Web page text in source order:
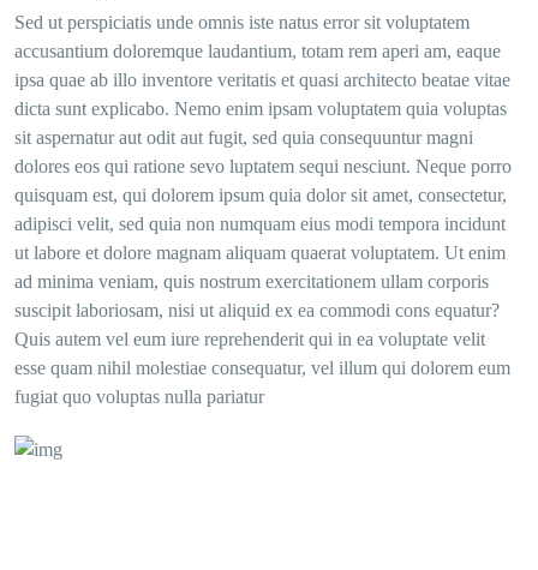
Sed ut perspiciatis unde omnis iste natus error sit voluptatem
accusantium doloremque laudantium, totam rem aperi am, eaque
ipsa quae ab illo inventore veritatis et quasi architecto beatae vitae
dicta sunt explicabo. Nemo enim ipsam voluptatem quia voluptas
sit aspernatur aut odit aut fugit, sed quia consequuntur magni
dolores eos qui ratione sevo luptatem sequi nesciunt. Neque porro
quisquam est, qui dolorem ipsum quia dolor sit amet, consectetur,
adipisci velit, sed quia non numquam eius modi tempora incidunt
ut labore et dolore magnam aliquam quaerat voluptatem. Ut enim
ad minima veniam, quis nostrum exercitationem ullam corporis
suscipit laboriosam, nisi ut aliquid ex ea commodi cons equatur?
Quis autem vel eum iure reprehenderit qui in ea voluptate velit
esse quam nihil molestiae consequatur, vel illum qui dolorem eum
fugiat quo voluptas nulla pariatur